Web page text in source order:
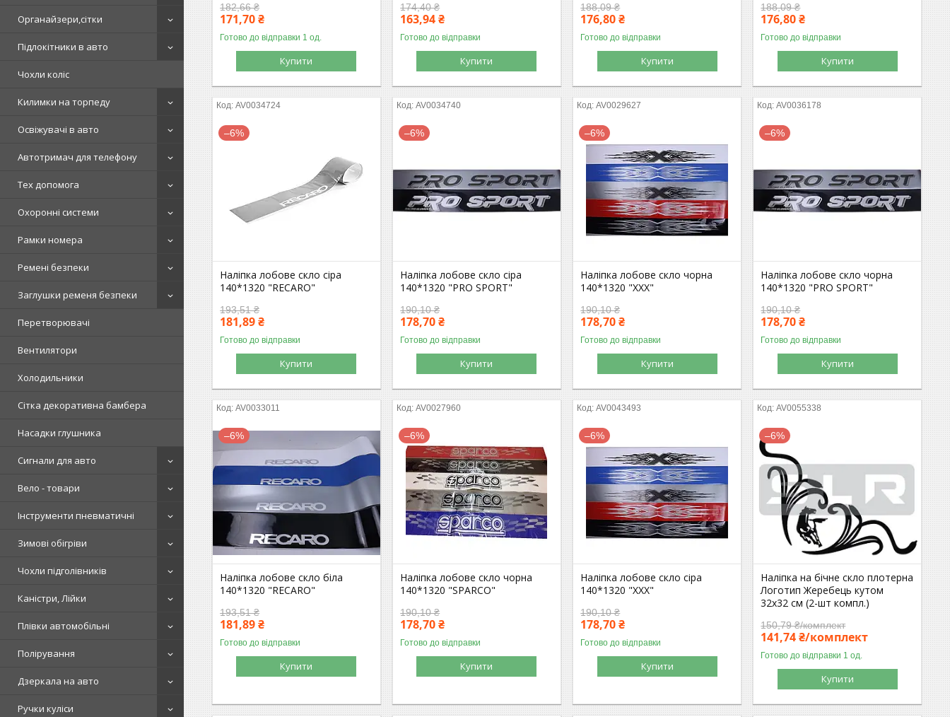
Органайзери,сітки
Підлокітники в авто
Чохли коліс
Килимки на торпеду
Освіжувачі в авто
Автотримач для телефону
Тех допомога
Охоронні системи
Рамки номера
Ремені безпеки
Заглушки ременя безпеки
Перетворювачі
Вентилятори
Холодильники
Сітка декоративна бамбера
Насадки глушника
Сигнали для авто
Вело - товари
Інструменти пневматичні
Зимові обігріви
Чохли підголівників
Каністри, Лійки
Плівки автомобільні
Полірування
Дзеркала на авто
Ручки куліси
182,66 ₴
171,70 ₴
Готово до відправки 1 од.
Купити
174,40 ₴
163,94 ₴
Готово до відправки
Купити
188,09 ₴
176,80 ₴
Готово до відправки
Купити
188,09 ₴
176,80 ₴
Готово до відправки
Купити
AV0034724
–6%
Наліпка лобове скло сіра
140*1320 "RECARO"
193,51 ₴
181,89 ₴
Готово до відправки
Купити
AV0034740
–6%
Наліпка лобове скло сіра
140*1320 "PRO SPORT"
190,10 ₴
178,70 ₴
Готово до відправки
Купити
AV0029627
–6%
Наліпка лобове скло чорна
140*1320 "XXX"
190,10 ₴
178,70 ₴
Готово до відправки
Купити
AV0036178
–6%
Наліпка лобове скло чорна
140*1320 "PRO SPORT"
190,10 ₴
178,70 ₴
Готово до відправки
Купити
AV0033011
–6%
Наліпка лобове скло біла
140*1320 "RECARO"
193,51 ₴
181,89 ₴
Готово до відправки
Купити
AV0027960
–6%
Наліпка лобове скло чорна
140*1320 "SPARCO"
190,10 ₴
178,70 ₴
Готово до відправки
Купити
AV0043493
–6%
Наліпка лобове скло сіра
140*1320 "XXX"
190,10 ₴
178,70 ₴
Готово до відправки
Купити
AV0055338
–6%
Наліпка на бічне скло плотерна
Логотип Жеребець кутом
32х32 см (2-шт компл.)
150,79 ₴/комплект
141,74 ₴/комплект
Готово до відправки 1 од.
Купити